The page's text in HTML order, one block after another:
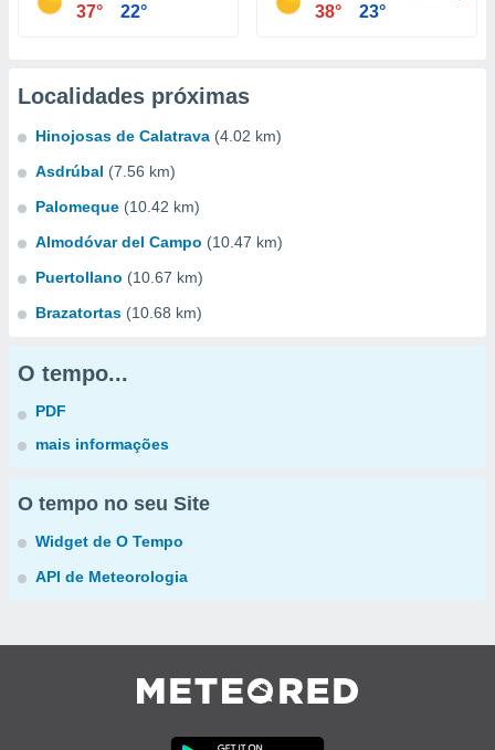
37° 22° 38° 23°
Localidades próximas
Hinojosas de Calatrava (4.02 km)
Asdrúbal (7.56 km)
Palomeque (10.42 km)
Almodóvar del Campo (10.47 km)
Puertollano (10.67 km)
Brazatortas (10.68 km)
O tempo...
PDF
mais informações
O tempo no seu Site
Widget de O Tempo
API de Meteorologia